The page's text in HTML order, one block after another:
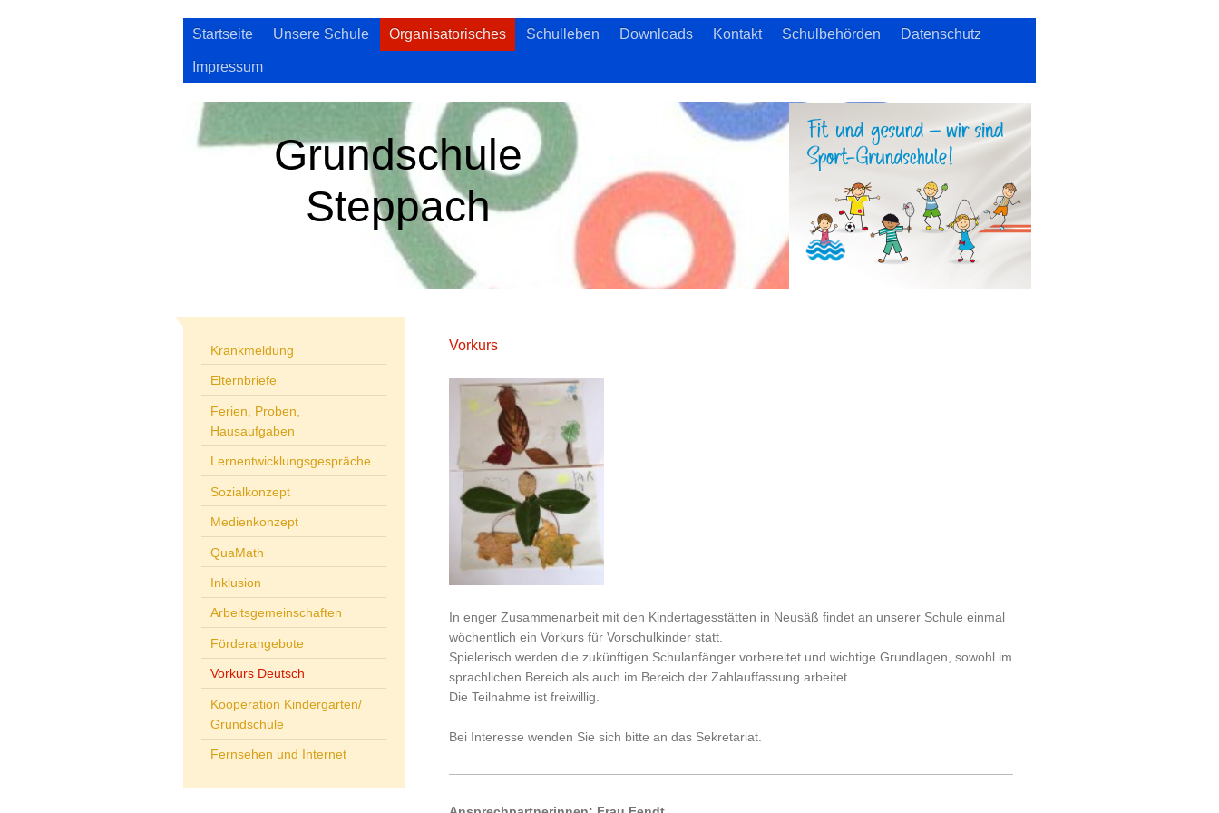
Startseite Unsere Schule Organisatorisches Schulleben Downloads Kontakt Schulbehörden Datenschutz
Impressum
Grundschule
Steppach
Vorkurs
In enger Zusammenarbeit mit den Kindertagesstätten in Neusäß findet an unserer Schule einmal
wöchentlich ein Vorkurs für Vorschulkinder statt.
Spielerisch werden die zukünftigen Schulanfänger vorbereitet und wichtige Grundlagen, sowohl im
sprachlichen Bereich als auch im Bereich der Zahlauffassung arbeitet .
Die Teilnahme ist freiwillig.
Bei Interesse wenden Sie sich bitte an das Sekretariat .
Krankmeldung
Elternbriefe
Ferien, Proben,
Hausaufgaben
Lernentwicklungsgespräche
Sozialkonzept
Medienkonzept
QuaMath
Inklusion
Arbeitsgemeinschaften
Förderangebote
Vorkurs Deutsch
Kooperation Kindergarten/
Grundschule
Fernsehen und Internet